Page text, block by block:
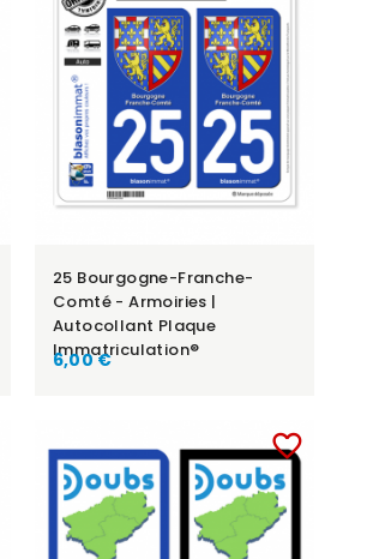
25 Bourgogne-Franche-
Comté - Armoiries |
Autocollant Plaque
Immatriculation®
6,00 €
favorite_border